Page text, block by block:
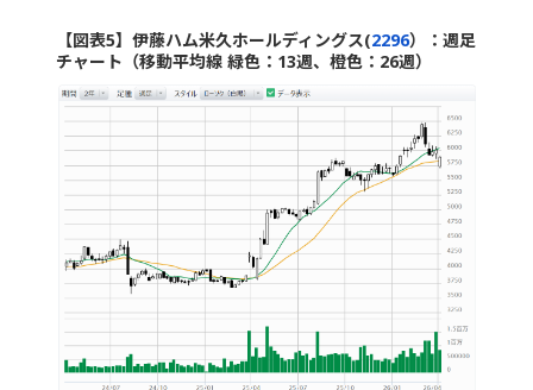
【図表5】伊藤ハム米久ホールディングス(2296）：週足
チャート（移動平均線 緑色：13週、橙色：26週）